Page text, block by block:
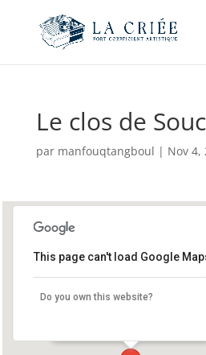
Le clos de
par manfouqtangboul | Nov 4,
Le clos de Soucelles
This page can't load Google
Do you own this website?